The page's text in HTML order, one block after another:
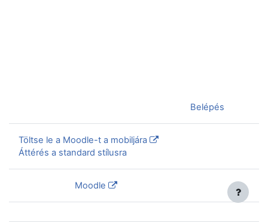
Belépés
Töltse le a Moodle-t a mobiljára
Áttérés a standard stílusra
Moodle